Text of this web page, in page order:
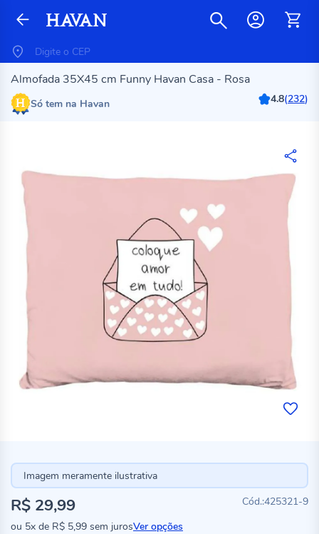
Almofada 35X45 cm Funny Havan Casa - Rosa
Só tem na Havan 4.8(232)
Imagem meramente ilustrativa
425321-9
R$ 29,99
ou 5x de R$ 5,99 sem jurosVer opções